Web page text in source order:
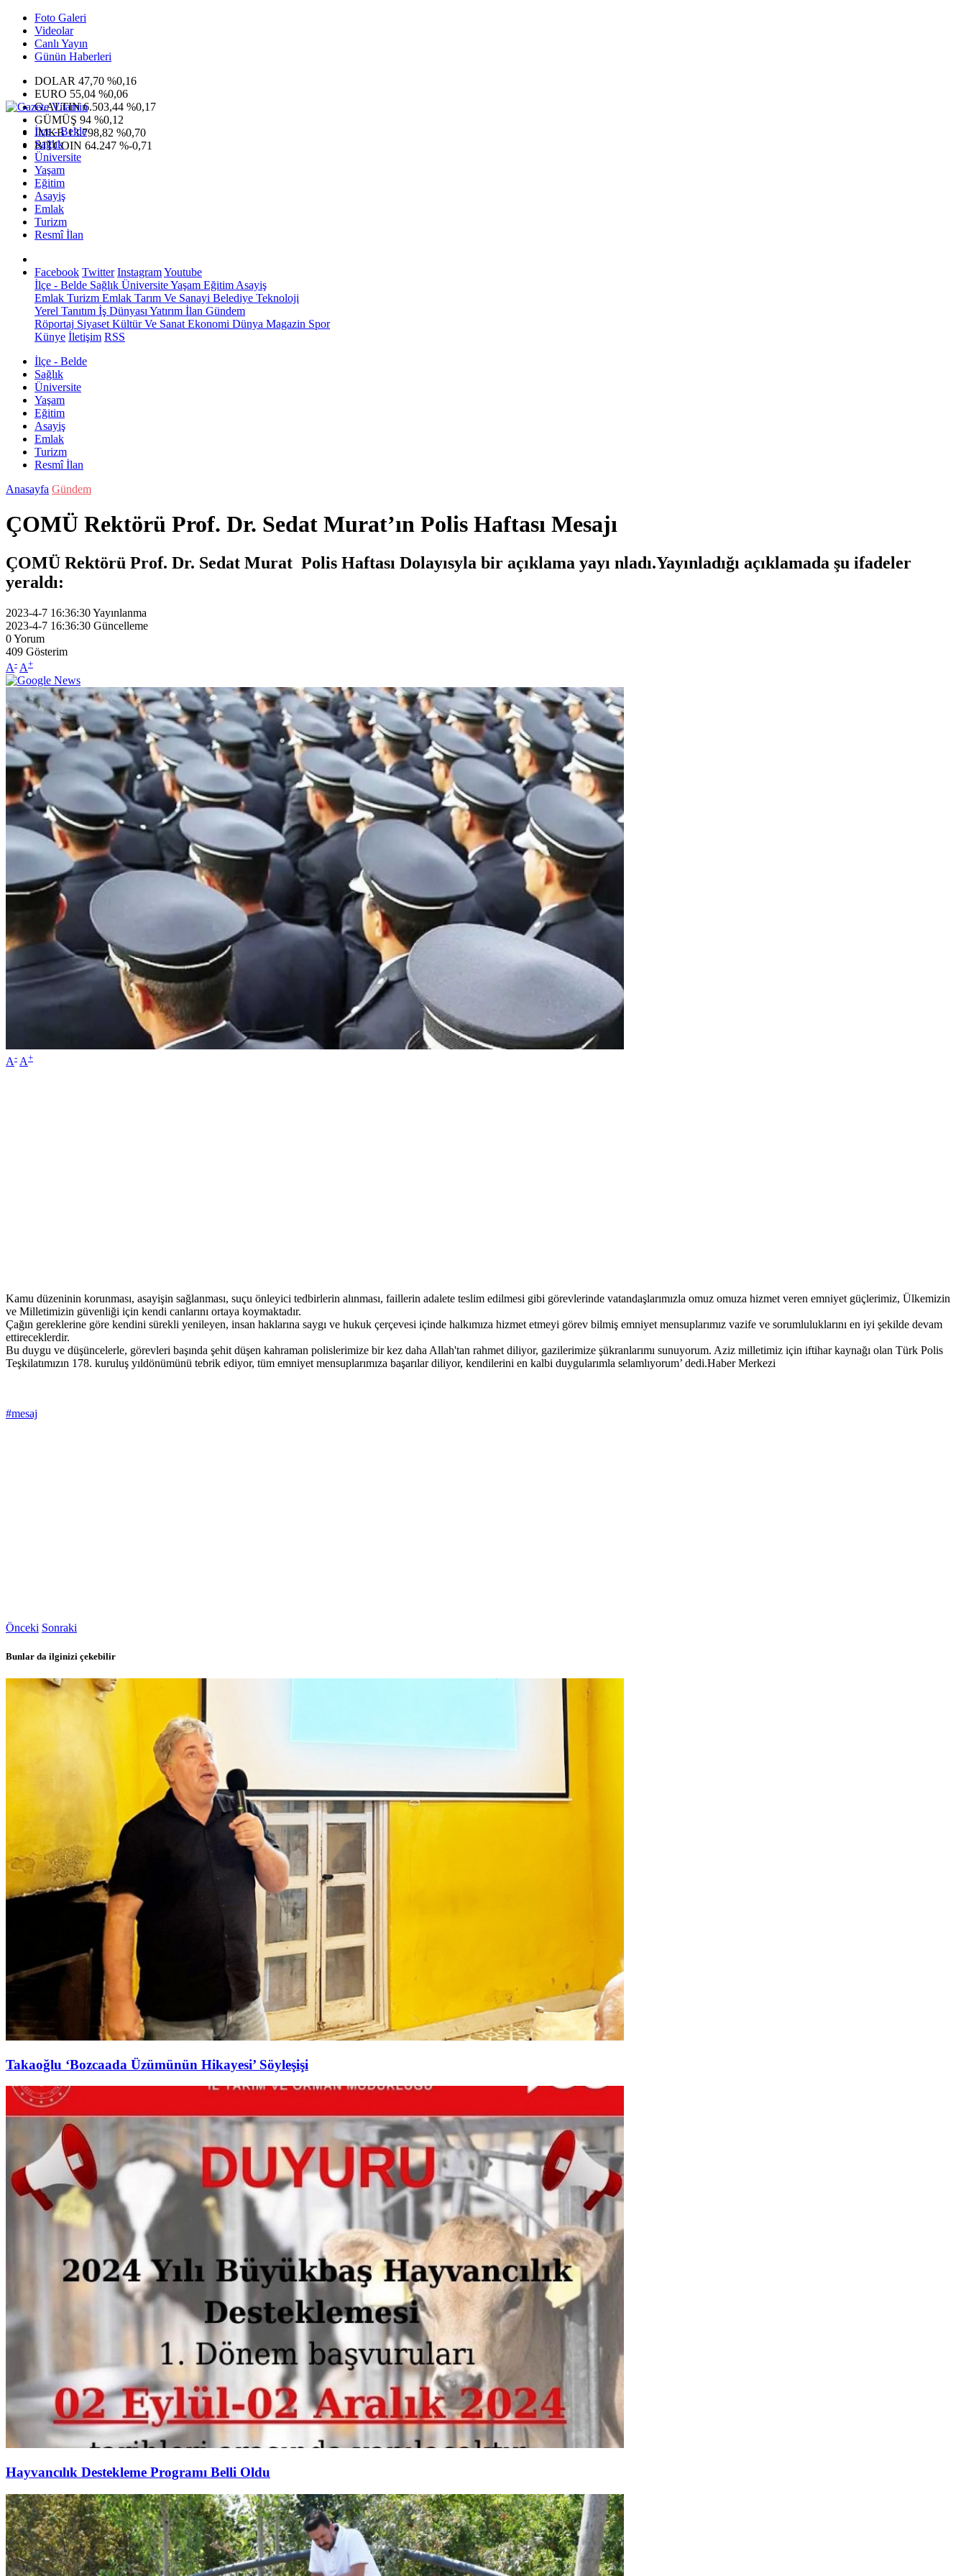
Foto Galeri
Videolar
Canlı Yayın
Günün Haberleri
DOLAR 47,70 %0,16
EURO 55,04 %0,06
G.ALTIN6.503,44 %0,17
GÜMÜŞ 94 %0,12
IMKB13.798,82 %0,70
BITCOIN 64.247 %-0,71
İlçe - Belde
Sağlık
Üniversite
Yaşam
Eğitim
Asayiş
Emlak
Turizm
Resmî İlan
Facebook Twitter InstagramYoutube
İlçe - Belde Sağlık ÜniversiteYaşam Eğitim Asayiş
Emlak Turizm Emlak Tarım Ve Sanayi Belediye Teknoloji
Yerel Tanıtım İş Dünyası Yatırım İlan Gündem
Röportaj Siyaset Kültür Ve Sanat Ekonomi Dünya Magazin Spor
Künye İletişim RSS
İlçe - Belde
Sağlık
Üniversite
Yaşam
Eğitim
Asayiş
Emlak
Turizm
Resmî İlan
Anasayfa Gündem
ÇOMÜ Rektörü Prof. Dr. Sedat Murat’ın Polis Haftası Mesajı
ÇOMÜ Rektörü Prof. Dr. Sedat Murat Polis Haftası Dolayısyla bir açıklama yayı nladı.Yayınladığı açıklamada şu ifadeler
yeraldı:
2023-4-7 16:36:30Yayınlanma
2023-4-7 16:36:30 Güncelleme
0Yorum
409 Gösterim
A- A+
A- A+
Kamu düzeninin korunması, asayişin sağlanması, suçu önleyici tedbirlerin alınması, faillerin adalete teslim edilmesi gibi görevlerinde vatandaşlarımızla omuz omuza hizmet veren emniyet güçlerimiz, Ülkemizin
ve Milletimizin güvenliği için kendi canlarını ortaya koymaktadır.
Çağın gereklerine göre kendini sürekli yenileyen, insan haklarına saygı ve hukuk çerçevesi içinde halkımıza hizmet etmeyi görev bilmiş emniyet mensuplarımız vazife ve sorumluluklarını en iyi şekilde devam
ettireceklerdir.
Bu duygu ve düşüncelerle, görevleri başında şehit düşen kahraman polislerimize bir kez daha Allah'tan rahmet diliyor, gazilerimize şükranlarımı sunuyorum. Aziz milletimiz için iftihar kaynağı olan Türk Polis
Teşkilatımızın 178. kuruluş yıldönümünü tebrik ediyor, tüm emniyet mensuplarımıza başarılar diliyor, kendilerini en kalbi duygularımla selamlıyorum’ dedi.Haber Merkezi
#mesaj
Önceki Sonraki
Bunlar da ilginizi çekebilir
Takaoğlu ‘Bozcaada Üzümünün Hikayesi’ Söyleşişi
Hayvancılık Destekleme Programı Belli Oldu